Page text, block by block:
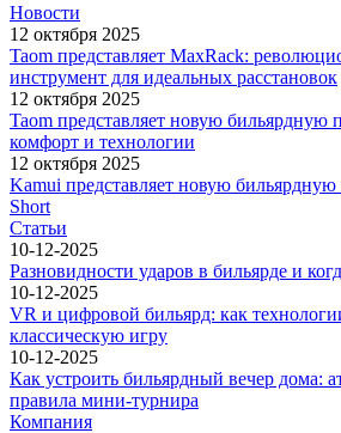
Новости
12 октября 2025
Taom представляет MaxRack:
инструмент для идеальных расстановок
12 октября 2025
Taom представляет новую бильярдную
комфорт и технологии
12 октября 2025
Kamui представляет новую
Short
Статьи
10-12-2025
Разновидности ударов в бильярде и
10-12-2025
VR и цифровой бильярд: как
классическую игру
10-12-2025
Как устроить бильярдный вечер дома:
правила мини-турнира
Компания